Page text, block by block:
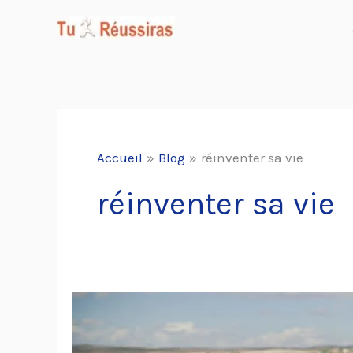
Accueil Blog réinventer sa vie
réinventer sa vie
réinventer